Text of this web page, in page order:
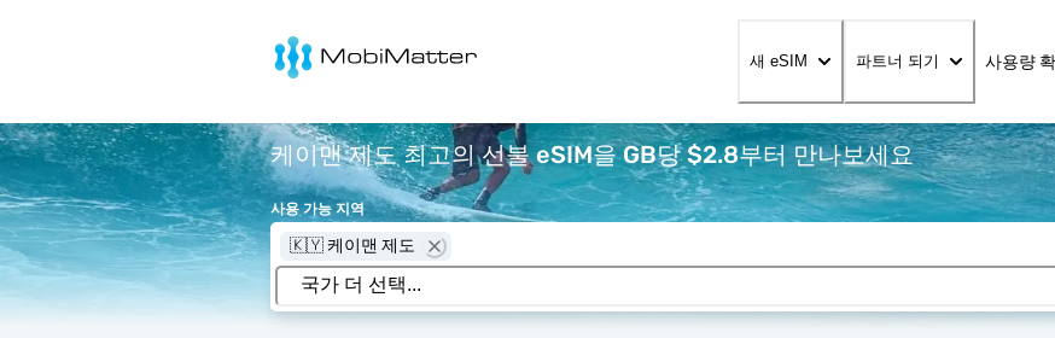
MobiMatter
새 eSIM 파트너 되기 사용량
케이맨 제도 최고의 선불 eSIM을 GB당 $2.8부터 만나보세요
사용 가능 지역
🇰🇾 케이맨 제도